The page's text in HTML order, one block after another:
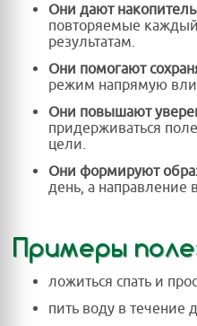
Они дают
повторяемые
результатам.
Они помогают
режим напрямую
Они повышают
придерживаться
цели.
Они формируют
день, а направление
Примеры
ложиться спать и
пить воду в течение